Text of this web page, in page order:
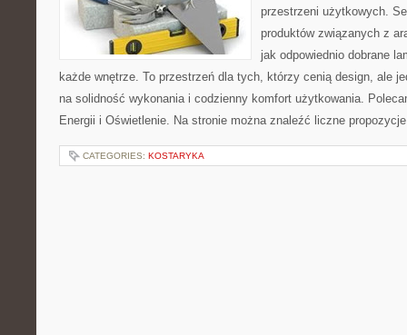
przestrzeni użytkowych.
produktów związanych z
jak odpowiednio dobrane
każde wnętrze. To przestrzeń dla tych, którzy cenią design, ale
na solidność wykonania i codzienny komfort użytkowania.
Energii i Oświetlenie. Na stronie można znaleźć liczne
CATEGORIES: KOSTARYKA